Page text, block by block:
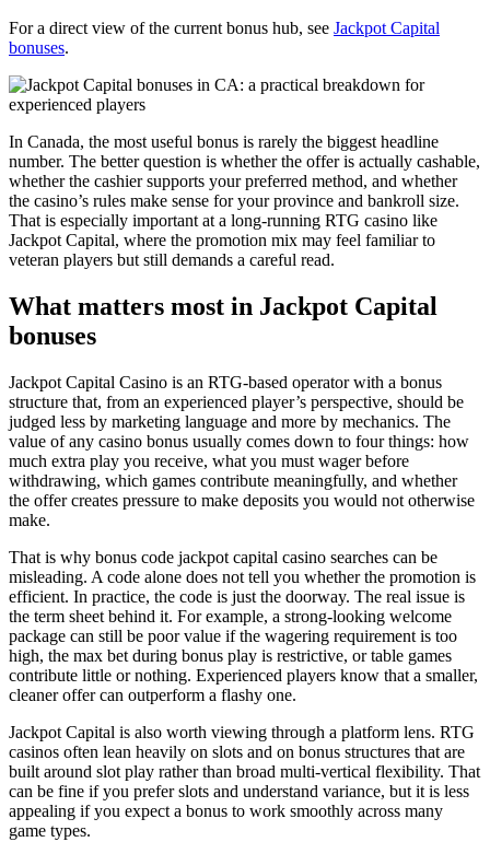
For a direct view of the current bonus hub, see Jackpot Capital
bonuses.
In Canada, the most useful bonus is rarely the biggest headline
number. The better question is whether the offer is actually cashable,
whether the cashier supports your preferred method, and whether
the casino’s rules make sense for your province and bankroll size.
That is especially important at a long-running RTG casino like
Jackpot Capital, where the promotion mix may feel familiar to
veteran players but still demands a careful read.
What matters most in Jackpot Capital
bonuses
Jackpot Capital Casino is an RTG-based operator with a bonus
structure that, from an experienced player’s perspective, should be
judged less by marketing language and more by mechanics. The
value of any casino bonus usually comes down to four things: how
much extra play you receive, what you must wager before
withdrawing, which games contribute meaningfully, and whether
the offer creates pressure to make deposits you would not otherwise
make.
That is why bonus code jackpot capital casino searches can be
misleading. A code alone does not tell you whether the promotion is
efficient. In practice, the code is just the doorway. The real issue is
the term sheet behind it. For example, a strong-looking welcome
package can still be poor value if the wagering requirement is too
high, the max bet during bonus play is restrictive, or table games
contribute little or nothing. Experienced players know that a smaller,
cleaner offer can outperform a flashy one.
Jackpot Capital is also worth viewing through a platform lens. RTG
casinos often lean heavily on slots and on bonus structures that are
built around slot play rather than broad multi-vertical flexibility. That
can be fine if you prefer slots and understand variance, but it is less
appealing if you expect a bonus to work smoothly across many
game types.